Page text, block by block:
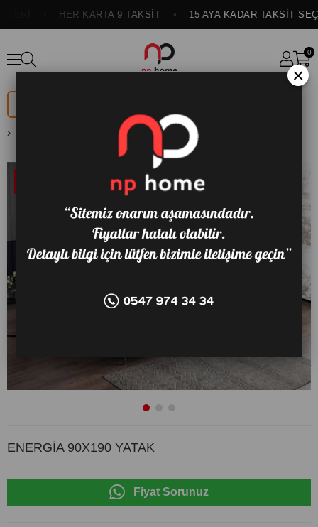
HER KARTA 9 TAKSİT 15 AYA KADAR TAKSİT
0
ENERGİA 90X190 YATAK
Fiyat Sorunuz
×